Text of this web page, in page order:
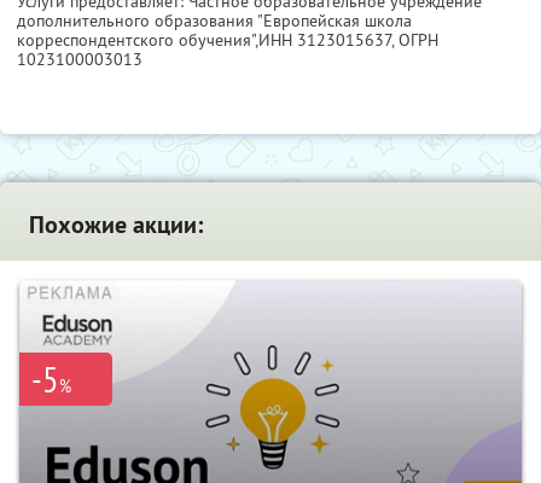
дополнительного образования "Европейская школа
корреспондентского обучения",ИНН 3123015637, ОГРН
1023100003013
Похожие акции:
-5%